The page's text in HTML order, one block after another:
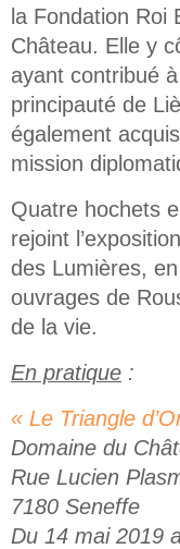
la Fondation
Château. Elle y
ayant contribué
principauté de
également
mission
Quatre hochets
rejoint
des Lumières,
ouvrages de
de la vie.
En pratique :
« Le Triangle
Domaine du
Rue Lucien
7180 Seneffe
Du 14 mai 2019